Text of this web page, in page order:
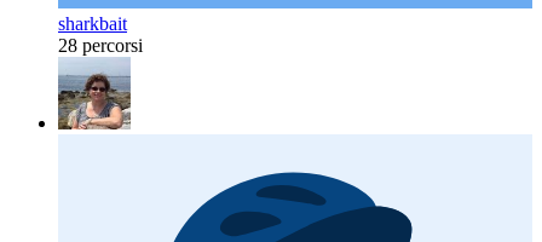
sharkbait
28 percorsi